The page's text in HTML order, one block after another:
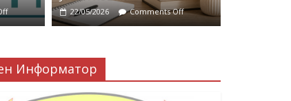
22/05/2026 Comments Off
Информатор